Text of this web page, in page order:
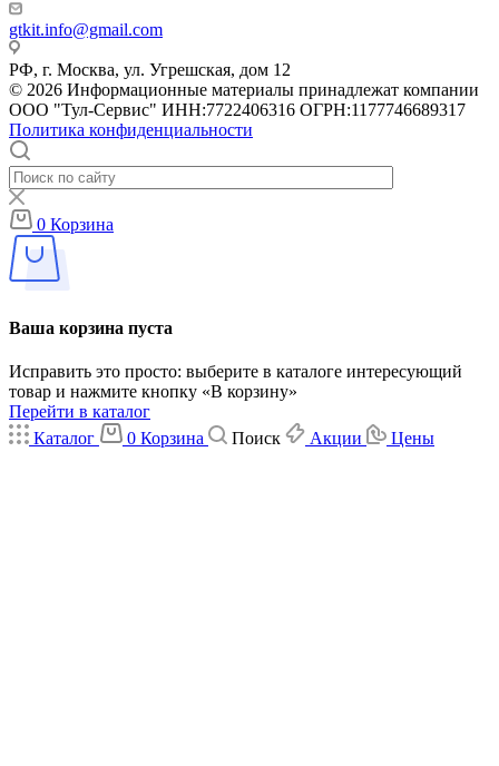
gtkit.info@gmail.com
РФ, г. Москва, ул. Угрешская, дом 12
© 2026 Информационные материалы принадлежат компании
ООО "Тул-Сервис" ИНН:7722406316 ОГРН:1177746689317
Политика конфиденциальности
0 Корзина
Ваша корзина пуста
Исправить это просто: выберите в каталоге интересующий
товар и нажмите кнопку «В корзину»
Перейти в каталог
Каталог
0 Корзина Поиск Акции Цены